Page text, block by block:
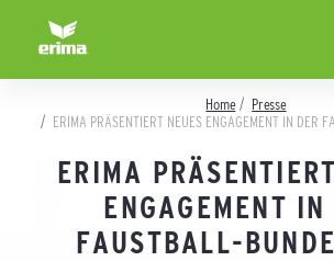
Home
Presse
ERIMA PRÄSENTIERT NEUES ENGAGEMENT IN DER
ERIMA
ENGAGEMENT IN
FAUSTBALL-